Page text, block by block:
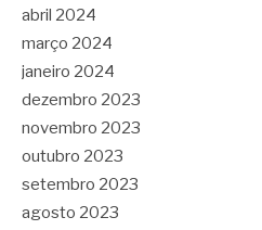
abril 2024
março 2024
janeiro 2024
dezembro 2023
novembro 2023
outubro 2023
setembro 2023
agosto 2023